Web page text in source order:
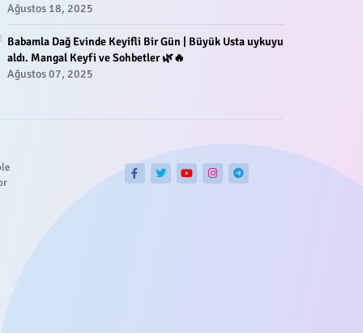
Ağustos 18, 2025
Babamla Dağ Evinde Keyifli Bir Gün | Büyük Usta uykuyu
aldı. Mangal Keyfi ve Sohbetler 🌿🔥
Ağustos 07, 2025